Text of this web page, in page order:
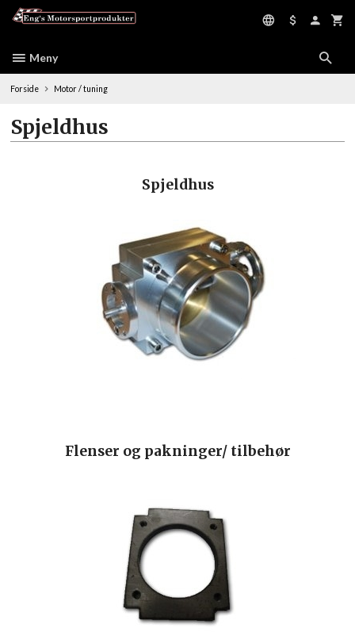
Meny
Forside Motor / tuning
Spjeldhus
Spjeldhus
Flenser og pakninger/ tilbehør